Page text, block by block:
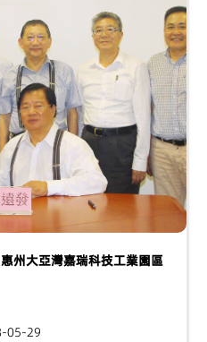
州大亞灣嘉瑞科技工業園區
05-29